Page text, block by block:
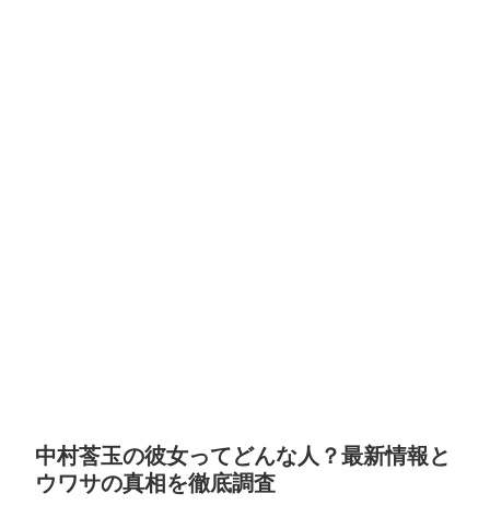
中村莟玉の彼女ってどんな人？最新情報と
ウワサの真相を徹底調査